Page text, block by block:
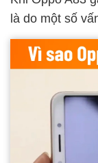
là do một số